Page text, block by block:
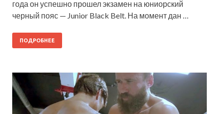
года он успешно прошел экзамен на юниорский
черный пояс — Junior Black Belt. На момент дан …
ПОДРОБНЕЕ